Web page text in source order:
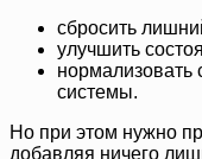
сбросить
улучшить
нормализовать
системы.
Но при этом нужно
добавляя ничего